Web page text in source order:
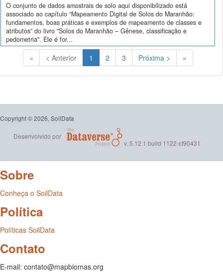
O conjunto de dados amostrais de solo aqui disponibilizado está
associado ao capítulo “Mapeamento Digital de Solos do Maranhão:
fundamentos, boas práticas e exemplos de mapeamento de classes e
atributos” do livro "Solos do Maranhão – Gênese, classificação e
pedometria". Ele é for...
« < Anterior 1 (Atual)
2 3 Próxima > »
Copyright © 2026, SoilData
Desenvolvido por
v. 5.12.1 build 1122-cf90431
Sobre
Conheça o SoilData
Política
Políticas SoilData
Contato
E-mail: contato@mapbiomas.org